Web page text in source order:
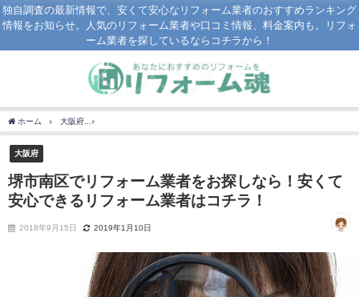
独自調査の最新情報で、安くて安心なリフォーム業者のおすすめランキング
情報をお知らせ。人気のリフォーム業者や口コミ情報、料金案内も。リフォ
ーム業者を探しているならコチラから！
ホーム 大阪府
大阪府
堺市南区でリフォーム業者をお探しなら！安くて
安心できるリフォーム業者はコチラ！
2018年9月15日 2019年1月10日